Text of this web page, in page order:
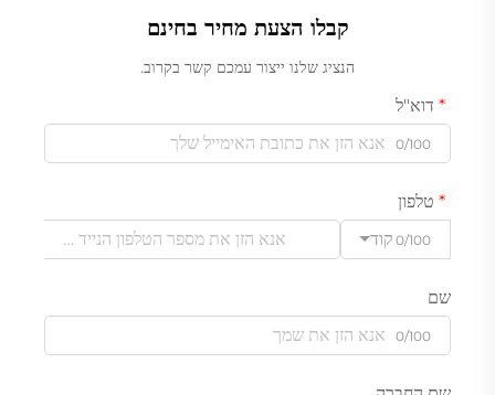
קבלו הצעת מחיר בחינם
הנציג שלנו ייצור עמכם קשר בקרוב.
דוא"ל
0/100
טלפון
קוד 0/100
שם
0/100